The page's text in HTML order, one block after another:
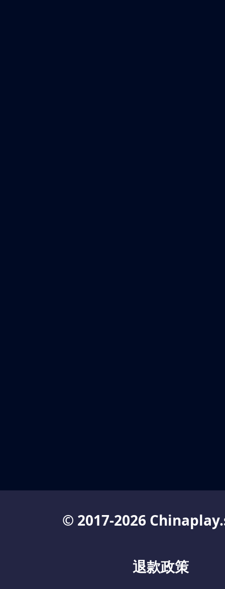
© 2017-2026
退款政策